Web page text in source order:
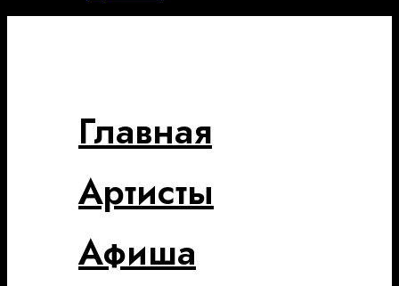
Главная
Артисты
Афиша